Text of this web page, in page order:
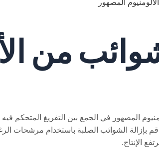
المصهور
من
المصهور في الجمع بين التفريغ المتحكم
ثم قم بإزالة الشوائب الصلبة باستخدام
الإنتاج.